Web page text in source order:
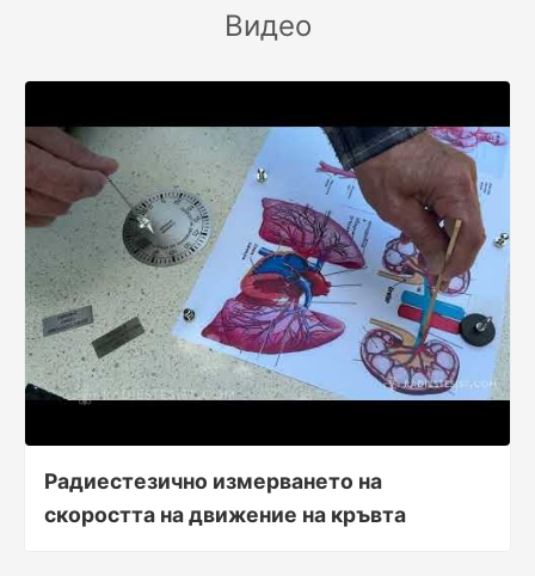
Видео
Радиестезично измерването на
скоростта на движение на кръвта